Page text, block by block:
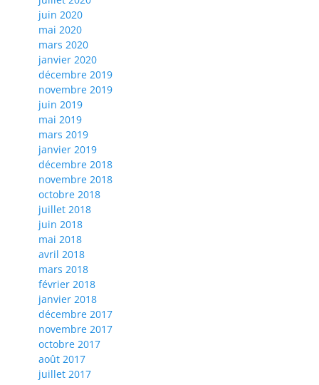
juin 2020
mai 2020
mars 2020
janvier 2020
décembre 2019
novembre 2019
juin 2019
mai 2019
mars 2019
janvier 2019
décembre 2018
novembre 2018
octobre 2018
juillet 2018
juin 2018
mai 2018
avril 2018
mars 2018
février 2018
janvier 2018
décembre 2017
novembre 2017
octobre 2017
août 2017
juillet 2017